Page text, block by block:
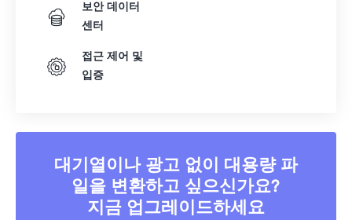
보안 데이터
센터
접근 제어 및
입증
대기열이나 광고 없이 대용량 파
일을 변환하고 싶으신가요?
지금 업그레이드하세요